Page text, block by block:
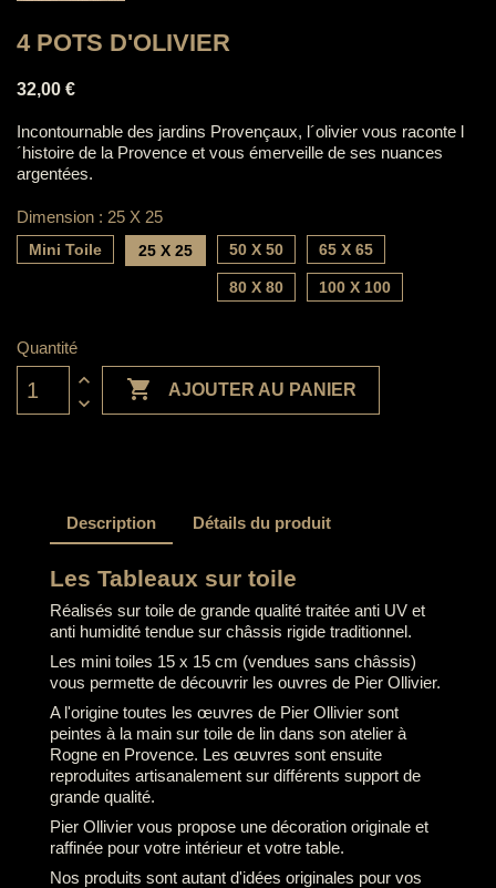
4 POTS D'OLIVIER
32,00 €
Incontournable des jardins Provençaux, l´olivier vous raconte l
´histoire de la Provence et vous émerveille de ses nuances
argentées.
Dimension : 25 X 25
Mini Toile 25 X 25 50 X 50 65 X 65
80 X 80 100 X 100
Quantité
 AJOUTER AU PANIER
Description Détails du produit
Les Tableaux sur toile
Réalisés sur toile de grande qualité traitée anti UV et
anti humidité tendue sur châssis rigide traditionnel.
Les mini toiles 15 x 15 cm (vendues sans châssis)
vous permette de découvrir les ouvres de Pier Ollivier.
A l'origine toutes les œuvres de Pier Ollivier sont
peintes à la main sur toile de lin dans son atelier à
Rogne en Provence. Les œuvres sont ensuite
reproduites artisanalement sur différents support de
grande qualité.
Pier Ollivier vous propose une décoration originale et
raffinée pour votre intérieur et votre table.
Nos produits sont autant d'idées originales pour vos